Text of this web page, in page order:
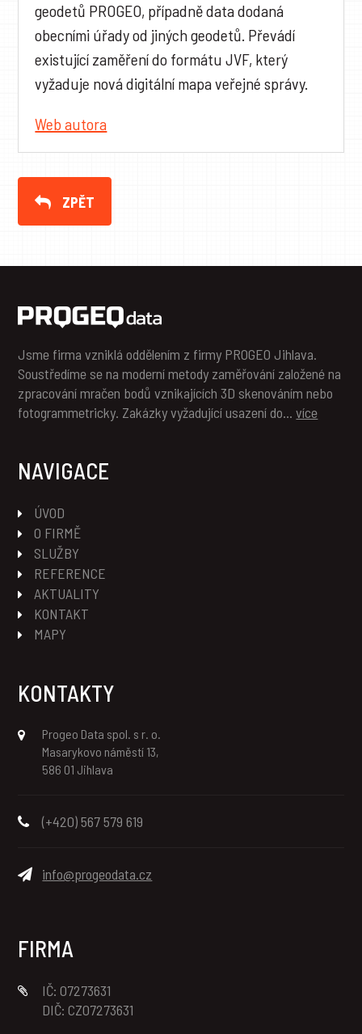
geodetů PROGEO, případně data dodaná
obecními úřady od jiných geodetů. Převádí
existující zaměření do formátu JVF, který
vyžaduje nová digitální mapa veřejné správy.
Web autora
ZPĚT
Jsme firma vzniklá oddělením z firmy PROGEO Jihlava.
Soustředíme se na moderní metody zaměřování založené na
zpracování mračen bodů vznikajících 3D skenováním nebo
fotogrammetricky. Zakázky vyžadující usazení do…více
NAVIGACE
ÚVOD
O FIRMĚ
SLUŽBY
REFERENCE
AKTUALITY
KONTAKT
MAPY
KONTAKTY
Progeo Data spol. s r. o.
Masarykovo náměstí 13,
586 01 Jihlava
(+420) 567 579 619
info@progeodata.cz
FIRMA
IČ: 07273631
DIČ: CZ07273631